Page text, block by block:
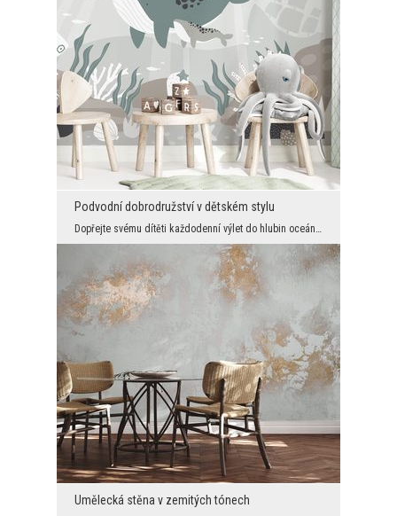
Podvodní dobrodružství v dětském stylu
Dopřejte svému dítěti každodenní výlet do hlubin oceánu - fototapeta s okouzlujícím motivem velry...
Umělecká stěna v zemitých tónech